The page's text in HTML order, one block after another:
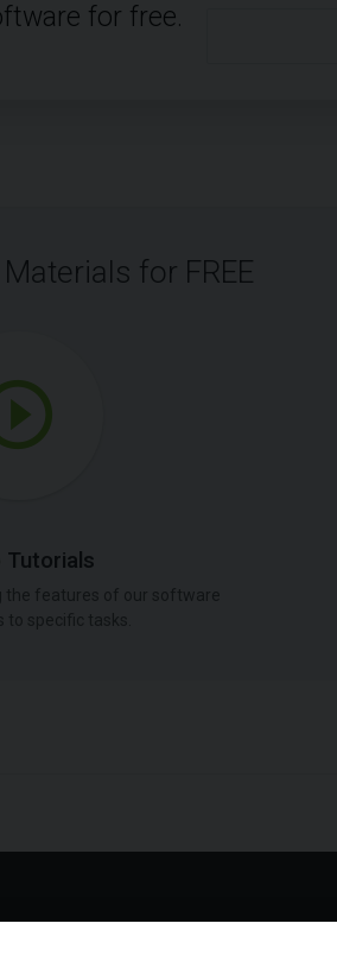
for free.
for FREE
Tutorials